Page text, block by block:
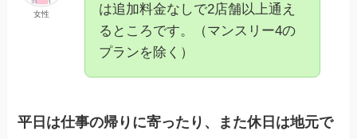
女性
は追加料金なしで2店舗以上通え
るところです。（マンスリー4の
プランを除く）
平日は仕事の帰りに寄ったり、また休日は地元で